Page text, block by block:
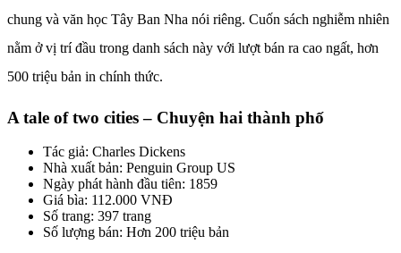
chung và văn học Tây Ban Nha nói riêng. Cuốn sách nghiễm nhiên
nằm ở vị trí đầu trong danh sách này với lượt bán ra cao ngất, hơn
500 triệu bản in chính thức.
A tale of two cities – Chuyện hai thành phố
Tác giả: Charles Dickens
Nhà xuất bản: Penguin Group US
Ngày phát hành đầu tiên: 1859
Giá bìa: 112.000 VNĐ
Số trang: 397 trang
Số lượng bán: Hơn 200 triệu bản